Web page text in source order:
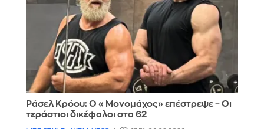
Ράσελ Κρόου: Ο «Μονομάχος» επέστρεψε – Οι
τεράστιοι δικέφαλοι στα 62